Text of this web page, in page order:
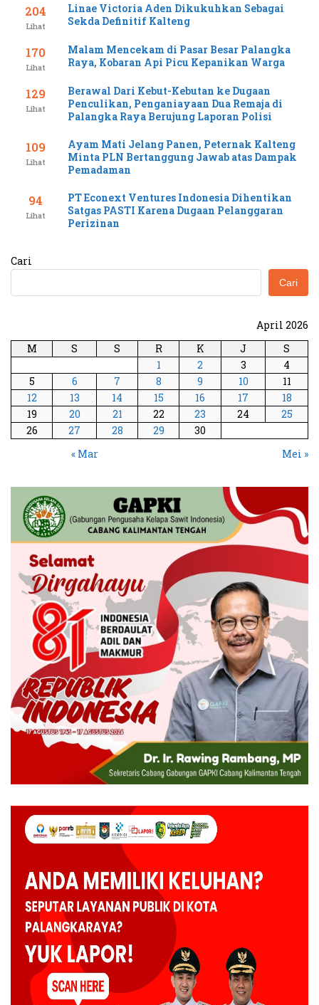
204
Lihat
Linae Victoria Aden Dikukuhkan Sebagai
Sekda Definitif Kalteng
170
Lihat
Malam Mencekam di Pasar Besar Palangka
Raya, Kobaran Api Picu Kepanikan Warga
129
Lihat
Berawal Dari Kebut-Kebutan ke Dugaan
Penculikan, Penganiayaan Dua Remaja di
Palangka Raya Berujung Laporan Polisi
109
Lihat
Ayam Mati Jelang Panen, Peternak Kalteng
Minta PLN Bertanggung Jawab atas Dampak
Pemadaman
94
Lihat
PT Econext Ventures Indonesia Dihentikan
Satgas PASTI Karena Dugaan Pelanggaran
Perizinan
Cari
Cari
April 2026
M
S S R K J
S
1
2 3
4
5
6 7 8 9 10
11
12
13 14 15 16 17
18
19
20 21 22 23 24
25
26
27 28 29
30
« Mar
Mei »